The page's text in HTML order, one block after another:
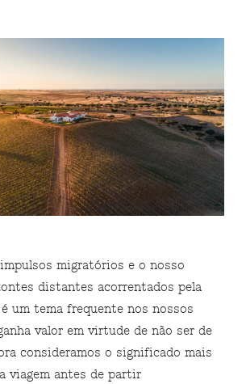
migratórios e o nosso
distantes acorrentados pela
um tema frequente nos nossos
valor em virtude de não ser de
consideramos o significado mais
viagem antes de partir